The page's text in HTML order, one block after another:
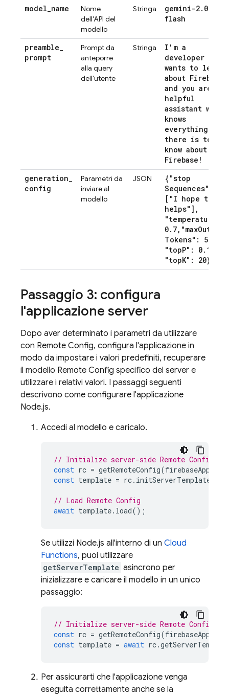
model_name
Nome
dell'API del
modello
Stringa gemini-2. 0-
flash
preamble_
prompt
Prompt da
anteporre
alla query
dell'utente
Stringa
I'm a
developer who
wants to learn
about Firebase
and you are a
helpful
assistant who
knows
everything
there is to
know about
Firebase!
generation_
config
Parametri da
inviare al
modello
JSON
{"stop
Sequences":
["I hope this
helps"] ,
"temperature":
0. 7, "maxOutput
Tokens": 512
"topP": 0. 1
"topK": 20}
Passaggio 3: configura
l'applicazione server
Dopo aver determinato i parametri da utilizzare
con Remote Config, configura l'applicazione in
modo da impostare i valori predefiniti, recuperare
il modello Remote Config specifico del server e
utilizzare i relativi valori. I passaggi seguenti
descrivono come configurare l'applicazione
Node.js.
Accedi al modello e caricalo.
// Initialize server-side Remote Config
const rc = getRemoteConfig(firebaseApp
const template = rc. initServerTemplate
// Load Remote Config
await template. load();
Se utilizzi Node.js all'interno di un Cloud
Functions, puoi utilizzare
getServerTemplate asincrono per
inizializzare e caricare il modello in un unico
passaggio:
// Initialize server-side Remote Config
const rc = getRemoteConfig(firebaseApp
const template = await rc.
Per assicurarti che l'applicazione venga
eseguita correttamente anche se la